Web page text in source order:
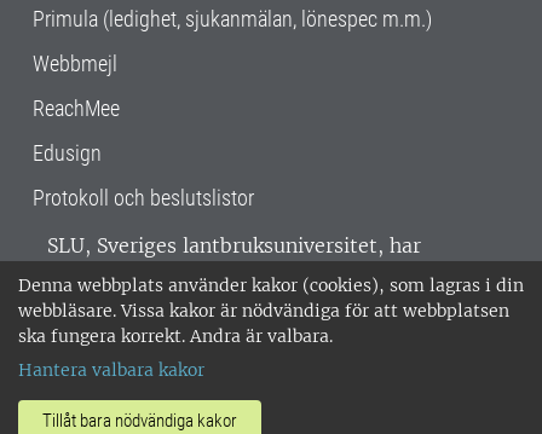
Denna webbplats använder kakor (cookies), som lagras i din
webbläsare. Vissa kakor är nödvändiga för att webbplatsen
ska fungera korrekt. Andra är valbara.
Hantera valbara kakor
Tillåt bara nödvändiga kakor
Primula (ledighet, sjukanmälan, lönespec m.m.)
Webbmejl
ReachMee
Edusign
Protokoll och beslutslistor
SLU, Sveriges lantbruksuniversitet, har
verksamhet över hela Sverige. Huvudorter är
Alnarp, Uppsala och Umeå.SLU är
miljöcertifierat enligt ISO 14001. •
018-67 10 00 • Org nr: 202100-2817 •
Om SLU:s webbplatser